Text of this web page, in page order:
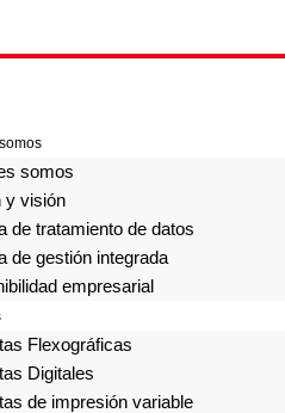
somos
y visión
de tratamiento de datos
de gestión integrada
empresarial
Flexográficas
Digitales
de impresión variable